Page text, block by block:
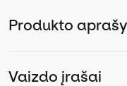
Produkto
Vaizdo įrašai